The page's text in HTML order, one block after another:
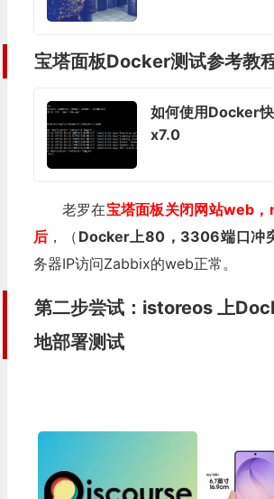
宝塔面板Docker测试参考教
如何使用Docker
x7.0
老罗在宝塔面板关闭网站web
后 ，（ Docker上80，3306端口冲
务器IP访问Zabbix的web正常。
第二步尝试：istoreos 上
地部署测试